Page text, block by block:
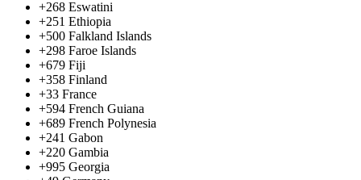
+268 Eswatini
+251 Ethiopia
+500 Falkland Islands
+298 Faroe Islands
+679 Fiji
+358 Finland
+33 France
+594 French Guiana
+689 French Polynesia
+241 Gabon
+220 Gambia
+995 Georgia